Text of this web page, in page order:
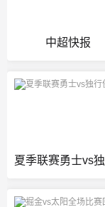
中超快报